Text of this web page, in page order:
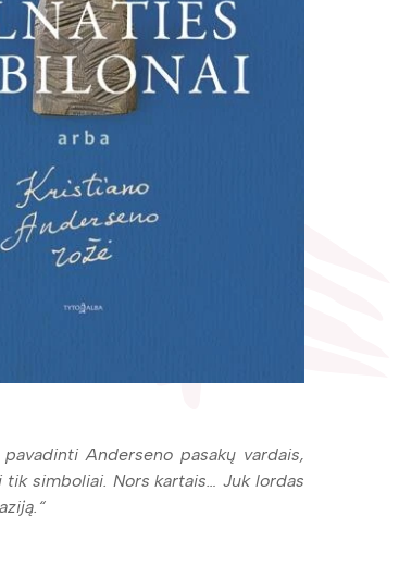
Anderseno pasakų vardais,
simboliai. Nors kartais… Juk lordas